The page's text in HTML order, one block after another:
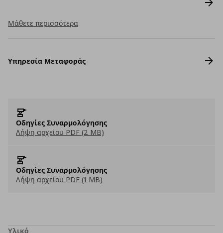
Μάθετε περισσότερα
Υπηρεσία Μεταφοράς
Οδηγίες Συναρμολόγησης
Λήψη αρχείου PDF (2 MB)
Οδηγίες Συναρμολόγησης
Λήψη αρχείου PDF (1 MB)
Υλικό